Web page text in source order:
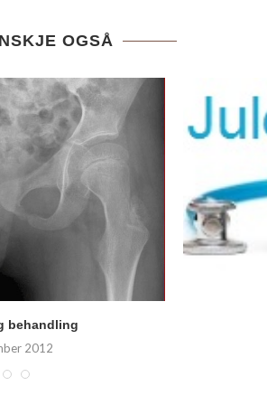
OGSÅ
behandling
2012